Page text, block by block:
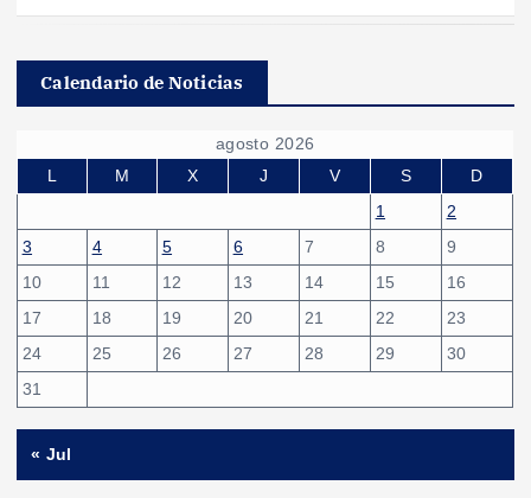
Calendario de Noticias
agosto 2026
L
M X J V S
D
1
2
3
4 5 6 7 8
9
10
11 12 13 14 15
16
17
18 19 20 21 22
23
24
25 26 27 28 29
30
31
« Jul